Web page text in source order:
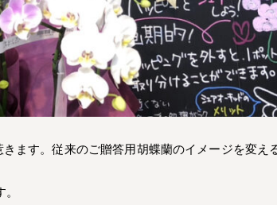
ます。従来のご贈答用胡蝶蘭のイメージを変え